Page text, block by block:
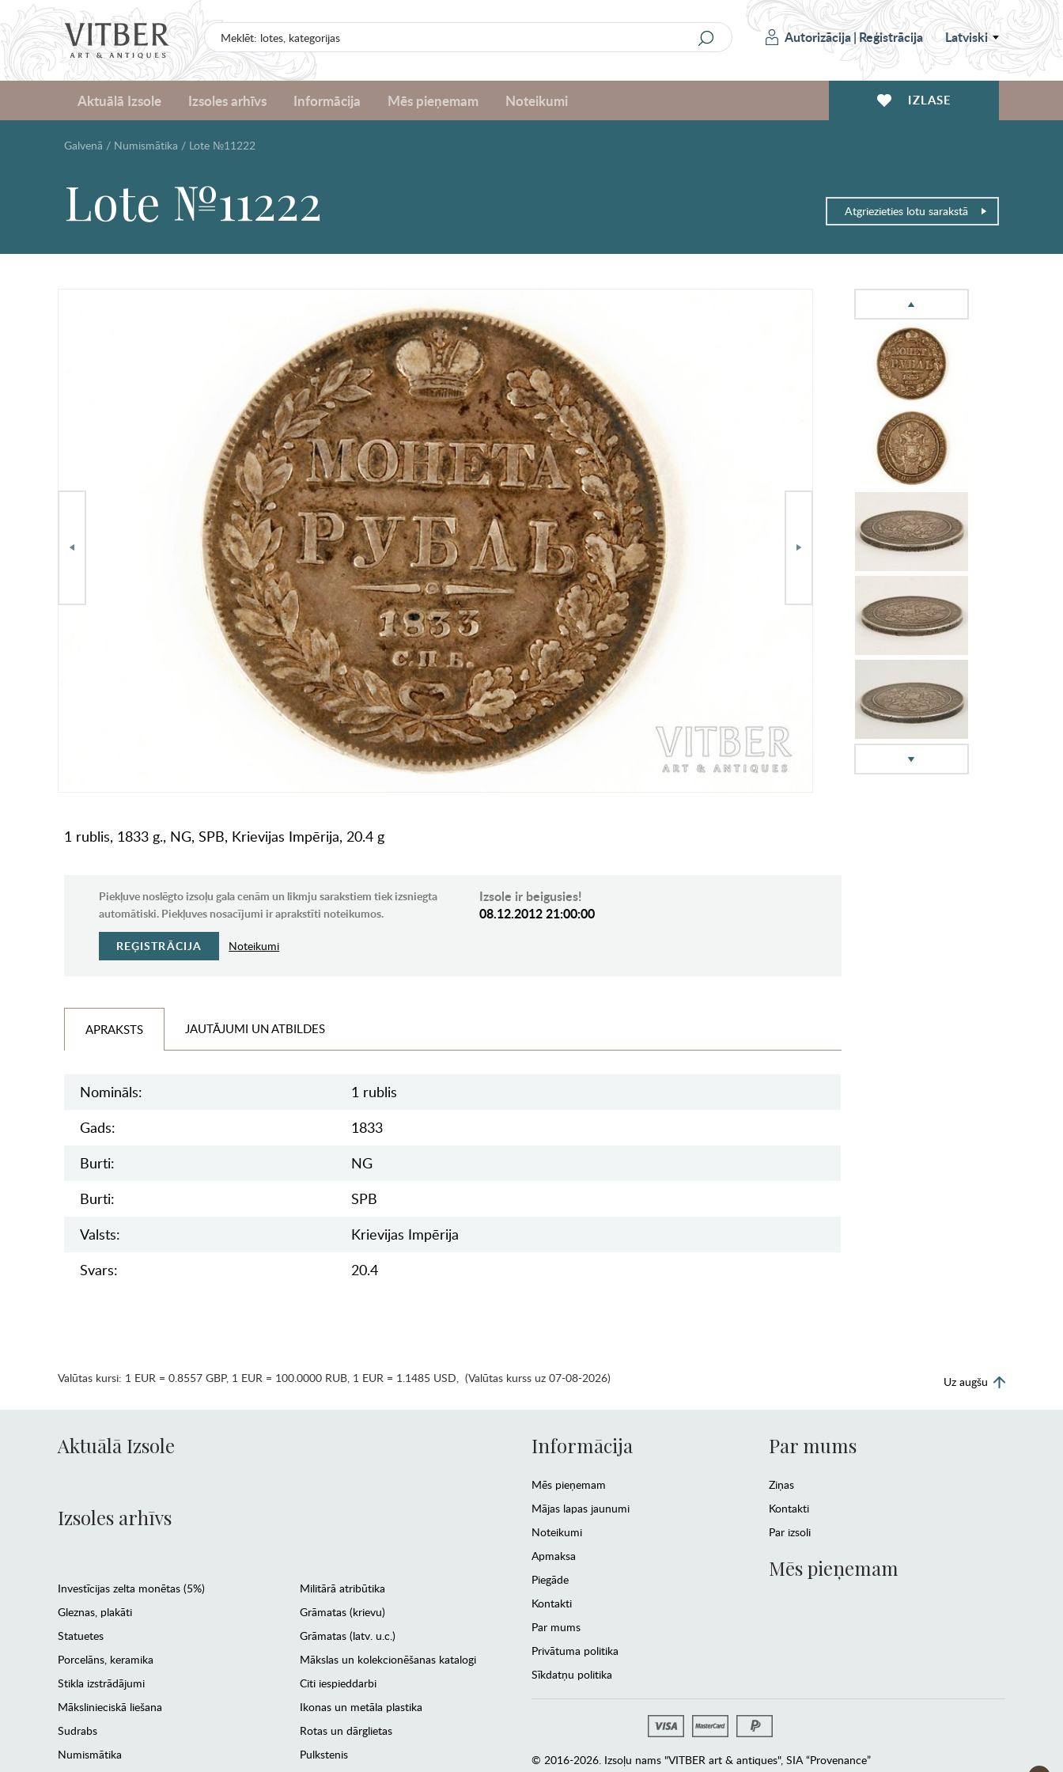
Autorizācija|Reģistrācija Latviski
Aktuālā Izsole Izsoles arhīvs Informācija Mēs pieņemam Noteikumi IZLASE
Galvenā / Numismātika / Lote №11222
Lote №11222 Atgriezieties lotu sarakstā
1 rublis, 1833 g., NG, SPB, Krievijas Impērija, 20.4 g
Piekļuve noslēgto izsoļu gala cenām un likmju sarakstiem tiek izsniegta
automātiski. Piekļuves nosacījumi ir aprakstīti noteikumos.
REĢISTRĀCIJA Noteikumi
Izsole ir beigusies!
08.12.2012 21:00:00
APRAKSTS JAUTĀJUMI UN ATBILDES
Nomināls:
1 rublis
Gads:
1833
Burti:
NG
Burti:
SPB
Valsts:
Krievijas Impērija
Svars:
20.4
Valūtas kursi: 1 EUR = 0.8557 GBP, 1 EUR = 100.0000 RUB, 1 EUR = 1.1485 USD, (Valūtas kurss uz 07-08-2026) Uz augšu
Aktuālā Izsole
Izsoles arhīvs
Investīcijas zelta monētas (5%)
Gleznas, plakāti
Statuetes
Porcelāns, keramika
Stikla izstrādājumi
Mākslinieciskā liešana
Sudrabs
Numismātika
Militārā atribūtika
Grāmatas (krievu)
Grāmatas (latv. u.c.)
Mākslas un kolekcionēšanas katalogi
Citi iespieddarbi
Ikonas un metāla plastika
Rotas un dārglietas
Pulkstenis
Informācija
Mēs pieņemam
Mājas lapas jaunumi
Noteikumi
Apmaksa
Piegāde
Kontakti
Par mums
Privātuma politika
Sīkdatņu politika
Par mums
Ziņas
Kontakti
Par izsoli
Mēs pieņemam
© 2016-2026. Izsoļu nams "VITBER art & antiques", SIA “Provenance”